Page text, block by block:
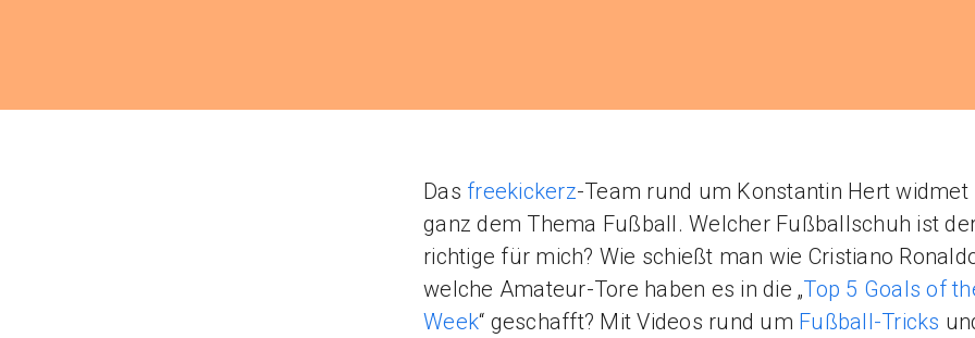
Das freekickerz-Team rund um Konstantin Hert widmet
ganz dem Thema Fußball. Welcher Fußballschuh ist
richtige für mich? Wie schießt man wie Cristiano
welche Amateur-Tore haben es in die „Top 5 Goals of
Week“ geschafft? Mit Videos rund um Fußball-Tricks